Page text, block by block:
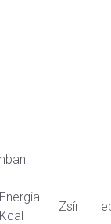
Energia
Kcal
Zsír